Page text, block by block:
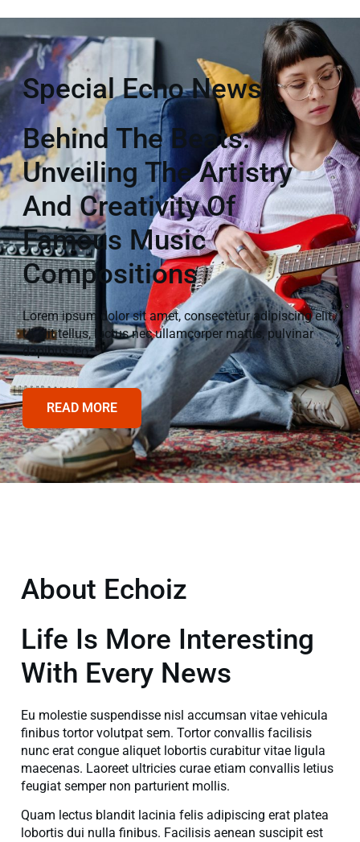
Special Echo News
Behind The Beats:
Unveiling The Artistry
And Creativity Of
Famous Music
Compositions
Lorem ipsum dolor sit amet, consectetur adipiscing elit.
Ut elit tellus, luctus nec ullamcorper mattis, pulvinar
dapibus leo.
READ MORE
About Echoiz
Life Is More Interesting
With Every News
Eu molestie suspendisse nisl accumsan vitae vehicula
finibus tortor volutpat sem. Tortor convallis facilisis
nunc erat congue aliquet lobortis curabitur vitae ligula
maecenas. Laoreet ultricies curae etiam convallis letius
feugiat semper non parturient mollis.
Quam lectus blandit lacinia felis adipiscing erat platea
lobortis dui nulla finibus. Facilisis aenean suscipit est